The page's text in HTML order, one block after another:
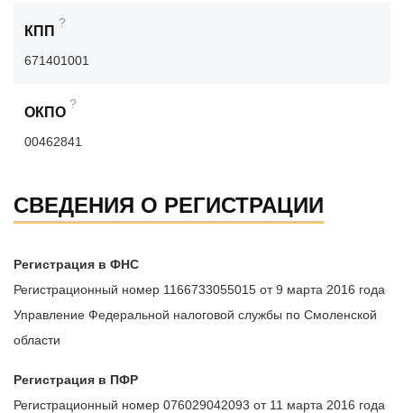
КПП
?
671401001
ОКПО
?
00462841
СВЕДЕНИЯ О РЕГИСТРАЦИИ
Регистрация в ФНС
Регистрационный номер 1166733055015 от 9 марта 2016 года
Управление Федеральной налоговой службы по Смоленской
области
Регистрация в ПФР
Регистрационный номер 076029042093 от 11 марта 2016 года